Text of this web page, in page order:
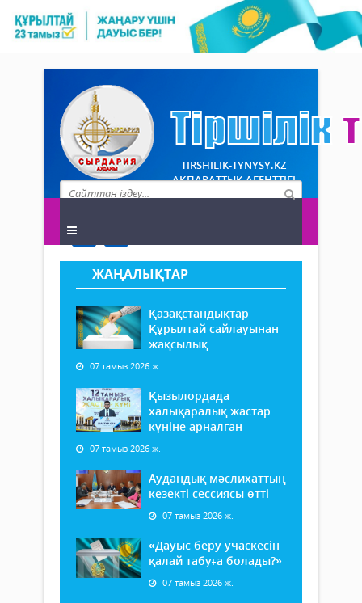
TIRSHILIK-TYNYSY.KZ
АҚПАРАТТЫҚ АГЕНТТІГІ
ЖАҢАЛЫҚТАР
Қазақстандықтар
Құрылтай сайлауынан
жақсылық
07 тамыз 2026 ж.
Қызылордада
халықаралық жастар
күніне арналған
07 тамыз 2026 ж.
Аудандық мәслихаттың
кезекті сессиясы өтті
07 тамыз 2026 ж.
«Дауыс беру учаскесін
қалай табуға болады?»
07 тамыз 2026 ж.